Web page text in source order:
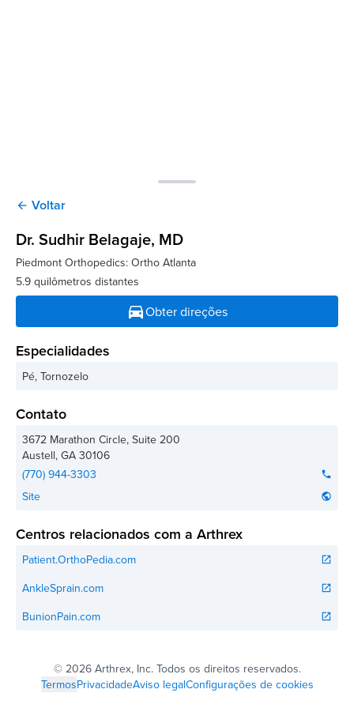
arrow_back Voltar
Dr. Sudhir Belagaje, MD
Piedmont Orthopedics: Ortho Atlanta
5.9 quilômetros distantes
directions_carObter direções
Especialidades
Pé, Tornozelo
Contato
3672 Marathon Circle, Suite 200
Austell, GA 30106
(770) 944-3303
phone
Site public
Centros relacionados com a Arthrex
Patient.OrthoPedia.com open_in_new
AnkleSprain.com open_in_new
BunionPain.com open_in_new
© 2026 Arthrex, Inc. Todos os direitos reservados.
TermosPrivacidadeAviso legalConfigurações de cookies